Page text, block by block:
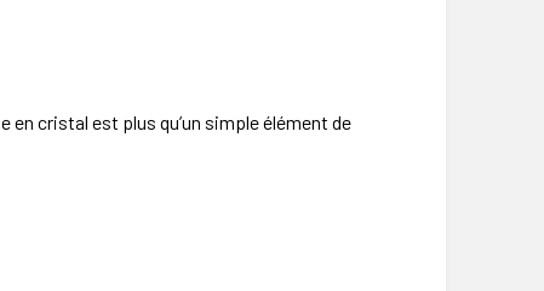
en cristal est plus qu’un simple élément de